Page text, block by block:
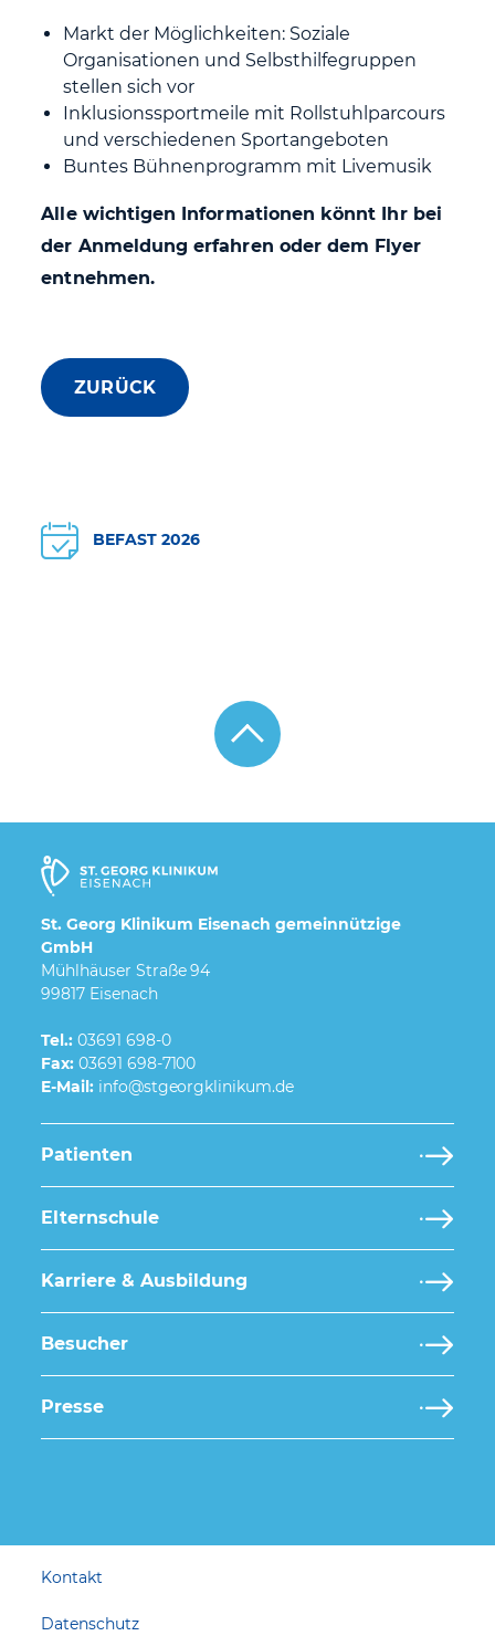
Markt der Möglichkeiten: Soziale
Organisationen und Selbsthilfegruppen
stellen sich vor
Inklusionssportmeile mit Rollstuhlparcours
und verschiedenen Sportangeboten
Buntes Bühnenprogramm mit Livemusik
Alle wichtigen Informationen könnt Ihr bei
der Anmeldung erfahren oder dem Flyer
entnehmen.
ZURÜCK
BEFAST 2026
St. Georg Klinikum Eisenach gemeinnützige
GmbH
Mühlhäuser Straße 94
99817 Eisenach
Tel.: 03691 698-0
Fax: 03691 698-7100
E-Mail:
Patienten
Elternschule
Karriere & Ausbildung
Besucher
Presse
Kontakt
Datenschutz